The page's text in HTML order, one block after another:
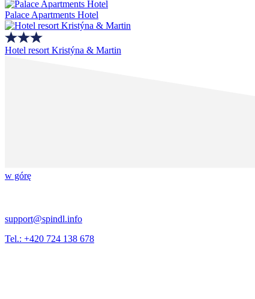
Palace Apartments Hotel
Hotel resort Kristýna & Martin
w górę
support@spindl.info
Tel.: +420 724 138 678